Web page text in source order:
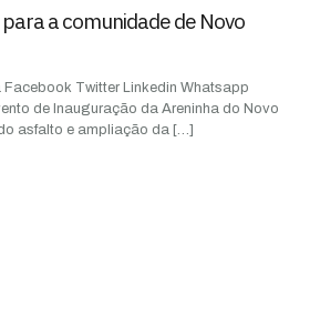
a comunidade de Novo
Twitter Linkedin Whatsapp
de Inauguração da Areninha do Novo
asfalto e ampliação da […]